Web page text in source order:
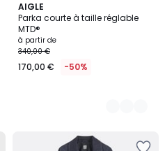
AIGLE
Parka courte à taille réglable
MTD®
à partir de
340,00 €
170,00 € -50%
2
Couleurs